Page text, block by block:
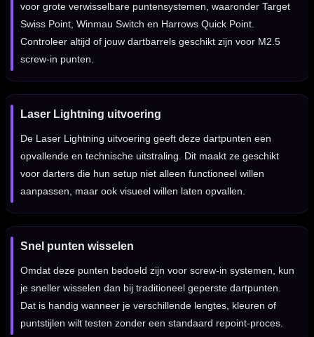
voor grote verwisselbare puntensystemen, waaronder Target
Swiss Point, Winmau Switch en Harrows Quick Point.
Controleer altijd of jouw dartbarrels geschikt zijn voor M2.5
screw-in punten.
Laser Lightning uitvoering
De Laser Lightning uitvoering geeft deze dartpunten een
opvallende en technische uitstraling. Dit maakt ze geschikt
voor darters die hun setup niet alleen functioneel willen
aanpassen, maar ook visueel willen laten opvallen.
Snel punten wisselen
Omdat deze punten bedoeld zijn voor screw-in systemen, kun
je sneller wisselen dan bij traditioneel geperste dartpunten.
Dat is handig wanneer je verschillende lengtes, kleuren of
puntstijlen wilt testen zonder een standaard repoint-proces.